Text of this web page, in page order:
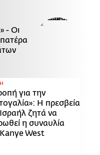
- Οι
για την
Η πρεσβεία
ζητά να
η συναυλία
West